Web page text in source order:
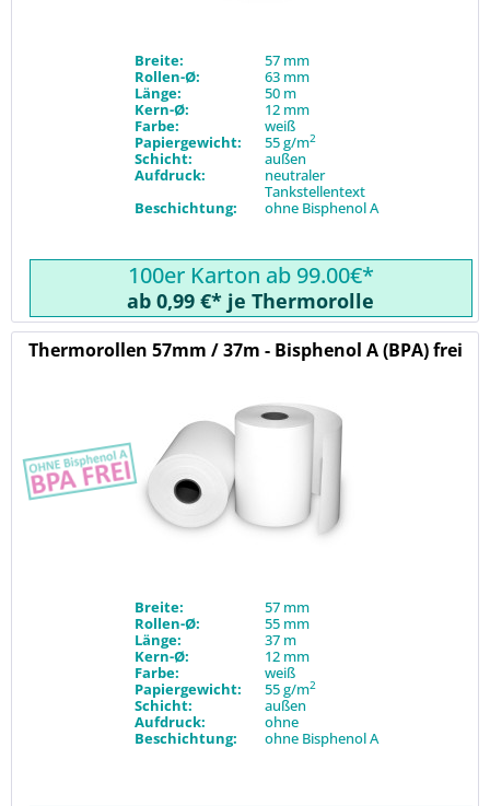
Breite:
57 mm
Rollen-Ø:
63 mm
Länge:
50 m
Kern-Ø:
12 mm
Farbe:
weiß
Papiergewicht:
55 g/m2
Schicht:
außen
Aufdruck:
neutraler
Tankstellentext
Beschichtung:
ohne Bisphenol A
100er Karton ab 99.00€*
ab 0,99 €* je Thermorolle
Thermorollen 57mm / 37m - Bisphenol A (BPA) frei
Breite:
57 mm
Rollen-Ø:
55 mm
Länge:
37 m
Kern-Ø:
12 mm
Farbe:
weiß
Papiergewicht:
55 g/m2
Schicht:
außen
Aufdruck:
ohne
Beschichtung:
ohne Bisphenol A